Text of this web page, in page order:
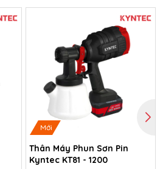
Mới
Thân Máy Phun Sơn Pin
Kyntec KT81 - 1200